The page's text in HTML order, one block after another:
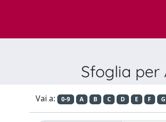
Sfoglia per
Vai a: 0-9 A B C D E F G